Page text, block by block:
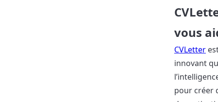
vous
CVLetter
innovant
pour créer